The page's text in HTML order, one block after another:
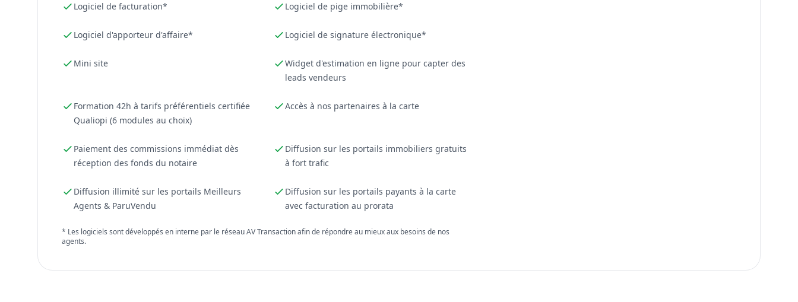
Logiciel de facturation* Logiciel de pige immobilière*
Logiciel d'apporteur d'affaire* Logiciel de signature électronique*
Mini site
Widget d'estimation en ligne pour capter des
leads vendeurs
Formation 42h à tarifs préférentiels certifiée
Qualiopi (6 modules au choix)
Accès à nos partenaires à la carte
Paiement des commissions immédiat dès
réception des fonds du notaire
Diffusion sur les portails immobiliers gratuits
à fort trafic
Diffusion illimité sur les portails Meilleurs
Agents & ParuVendu
Diffusion sur les portails payants à la carte
avec facturation au prorata
* Les logiciels sont développés en interne par le réseau AV Transaction afin de répondre au mieux aux besoins de nos
agents.